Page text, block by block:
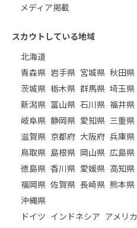
メディア掲載
スカウトしている地域
北海道
青森県 岩手県 宮城県 秋田県
茨城県 栃木県 群馬県 埼玉県
新潟県 富山県 石川県 福井県
岐阜県 静岡県 愛知県 三重県
滋賀県 京都府 大阪府 兵庫県
鳥取県 島根県 岡山県 広島県
徳島県 香川県 愛媛県 高知県
福岡県 佐賀県 長崎県 熊本県
沖縄県
ドイツ インドネシア アメリカ